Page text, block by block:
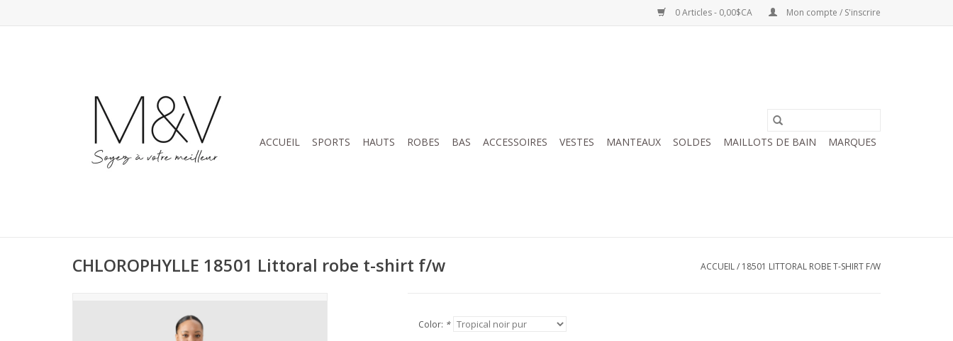
0 Articles - 0,00$CA Mon compte / S'inscrire
ACCUEIL SPORTS HAUTS ROBES BAS ACCESSOIRES VESTES MANTEAUX SOLDES MAILLOTS DE BAIN MARQUES
CHLOROPHYLLE 18501 Littoral robe t-shirt f/w ACCUEIL/ 18501 LITTORAL ROBE T-SHIRT F/W
Color: *